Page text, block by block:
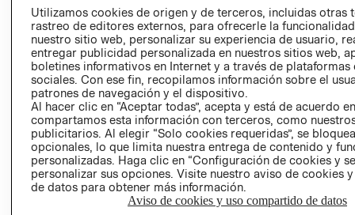
AVISO DE
PRIVACIDAD
GIFT CARD
AVISO DE
COOKIES
Uruguay ($U)
Utilizamos cookies de origen y de terceros, incluidas otras
rastreo de editores externos, para ofrecerle la
nuestro sitio web, personalizar su experiencia de usuario,
entregar publicidad personalizada en nuestros sitios web,
boletines informativos en Internet y a través de plataformas
sociales. Con ese fin, recopilamos información sobre el
patrones de navegación y el dispositivo.
Al hacer clic en “Aceptar todas”, acepta y está de acuerdo
compartamos esta información con terceros, como
publicitarios. Al elegir “Solo cookies requeridas”, se
opcionales, lo que limita nuestra entrega de contenido y
personalizadas. Haga clic en “Configuración de cookies y
personalizar sus opciones. Visite nuestro aviso de cookies
de datos para obtener más información.
Aviso de cookies y uso compartido de datos